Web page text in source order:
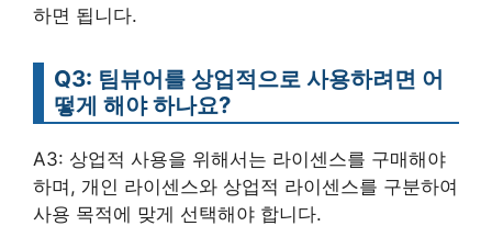
하면 됩니다.
Q3: 팀뷰어를 상업적으로 사용하려면 어
떻게 해야 하나요?
A3: 상업적 사용을 위해서는 라이센스를 구매해야
하며, 개인 라이센스와 상업적 라이센스를 구분하여
사용 목적에 맞게 선택해야 합니다.